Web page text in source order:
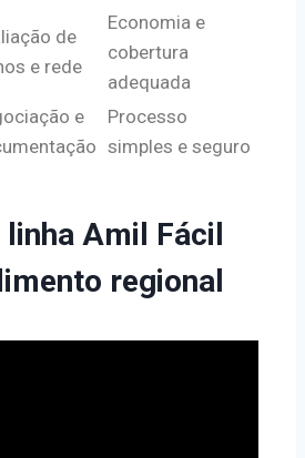
de
e rede
Economia e
cobertura
adequada
e
Processo
simples e seguro
linha Amil Fácil
regional